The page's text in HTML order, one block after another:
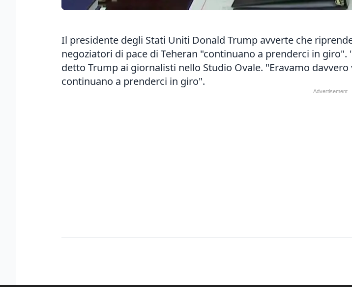
Il presidente degli Stati Uniti Donald Trump avverte che
negoziatori di pace di Teheran "continuano a prenderci in
detto Trump ai giornalisti nello Studio Ovale. "Eravamo
continuano a prenderci in giro".